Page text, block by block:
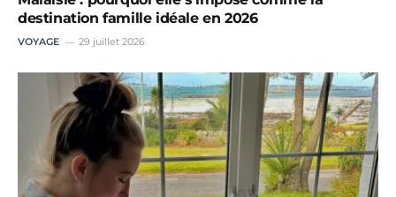
destination famille idéale en 2026
VOYAGE 29 juillet 2026